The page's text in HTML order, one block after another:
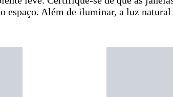
Além de iluminar, a luz